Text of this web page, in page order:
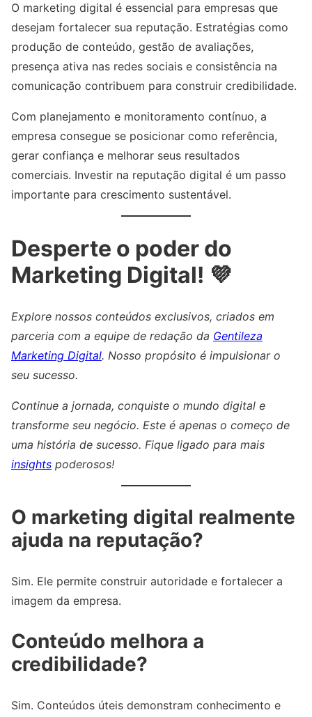
O marketing digital é essencial para empresas que
desejam fortalecer sua reputação. Estratégias como
produção de conteúdo, gestão de avaliações,
presença ativa nas redes sociais e consistência na
comunicação contribuem para construir credibilidade.
Com planejamento e monitoramento contínuo, a
empresa consegue se posicionar como referência,
gerar confiança e melhorar seus resultados
comerciais. Investir na reputação digital é um passo
importante para crescimento sustentável.
Desperte o poder do
Marketing Digital! 💜
Explore nossos conteúdos exclusivos, criados em
parceria com a equipe de redação da Gentileza
Marketing Digital. Nosso propósito é impulsionar o
seu sucesso.
Continue a jornada, conquiste o mundo digital e
transforme seu negócio. Este é apenas o começo de
uma história de sucesso. Fique ligado para mais
insights poderosos!
O marketing digital realmente
ajuda na reputação?
Sim. Ele permite construir autoridade e fortalecer a
imagem da empresa.
Conteúdo melhora a
credibilidade?
Sim. Conteúdos úteis demonstram conhecimento e